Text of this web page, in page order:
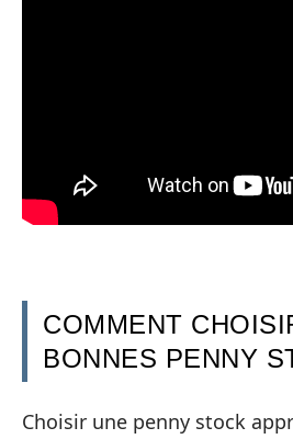
COMMENT
BONNES PENNY
Choisir une penny stock